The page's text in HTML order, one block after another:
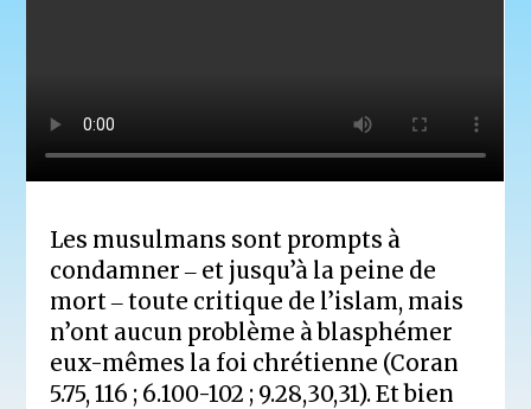
Les musulmans sont prompts à
condamner ‒ et jusqu’à la peine de
mort ‒ toute critique de l’islam, mais
n’ont aucun problème à blasphémer
eux-mêmes la foi chrétienne (Coran
5.75, 116 ; 6.100-102 ; 9.28,30,31). Et bien